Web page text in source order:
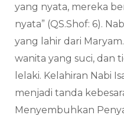
yang nyata, mereka
nyata” (QS.Shof: 6).
yang lahir dari
wanita yang suci, dan
lelaki. Kelahiran Nabi
menjadi tanda
Menyembuhkan